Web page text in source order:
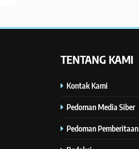
TENTANG KAMI
Kontak Kami
Pedoman Media Siber
Pedoman